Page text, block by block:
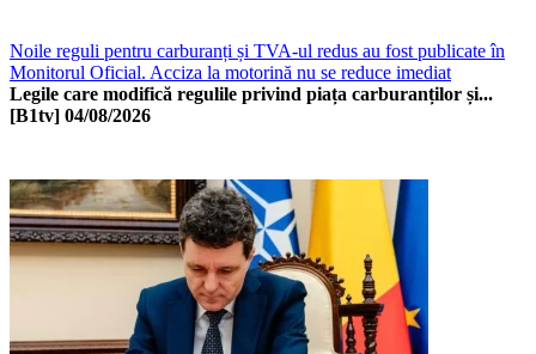
Noile reguli pentru carburanți și TVA-ul redus au fost publicate în
Monitorul Oficial. Acciza la motorină nu se reduce imediat
Legile care modifică regulile privind piața carburanților și...
[B1tv] 04/08/2026